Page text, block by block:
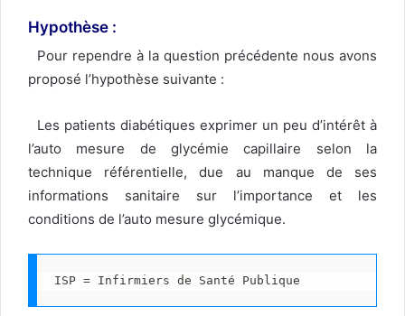
Hypothèse :
Pour rependre à la question précédente nous avons
proposé l’hypothèse suivante :
Les patients diabétiques exprimer un peu d’intérêt à
l’auto mesure de glycémie capillaire selon la
technique référentielle, due au manque de ses
informations sanitaire sur l’importance et les
conditions de l’auto mesure glycémique.
ISP = Infirmiers de Santé Publique